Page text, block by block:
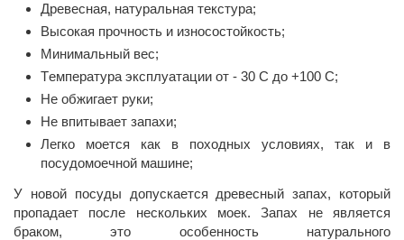
Древесная, натуральная текстура;
Высокая прочность и износостойкость;
Минимальный вес;
Tемпература эксплуатации от - 30 C до +100 C;
Не обжигает руки;
Не впитывает запахи;
Легко моется как в походных условиях, так и в
посудомоечной машине;
У новой посуды допускается древесный запах, который
пропадает после нескольких моек. Запах не является
браком, это особенность натурального